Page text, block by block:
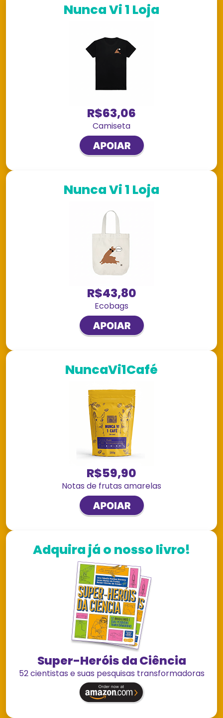
Nunca Vi 1 Loja
R$63,06
Camiseta
Nunca Vi 1 Loja
R$43,80
Ecobags
NuncaVi1Café
R$59,90
Notas de frutas amarelas
Adquira já o nosso livro!
Super-Heróis da Ciência
52 cientistas e suas pesquisas transformadoras